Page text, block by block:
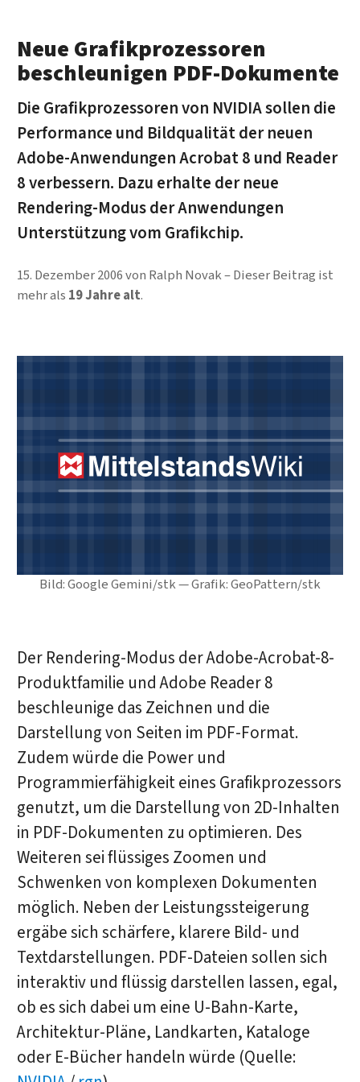
Bild: Google Gemini/stk — Grafik: GeoPattern/stk
Neue Grafikprozessoren
beschleunigen PDF-Dokumente
Die Grafikprozessoren von NVIDIA sollen die
Performance und Bildqualität der neuen
Adobe-Anwendungen Acrobat 8 und Reader
8 verbessern. Dazu erhalte der neue
Rendering-Modus der Anwendungen
Unterstützung vom Grafikchip.
15. Dezember 2006von Ralph Novak
Dieser Beitrag ist
mehr als 19 Jahre alt.
Der Rendering-Modus der Adobe-Acrobat-8-
Produktfamilie und Adobe Reader 8
beschleunige das Zeichnen und die
Darstellung von Seiten im PDF-Format.
Zudem würde die Power und
Programmierfähigkeit eines Grafikprozessors
genutzt, um die Darstellung von 2D-Inhalten
in PDF-Dokumenten zu optimieren. Des
Weiteren sei flüssiges Zoomen und
Schwenken von komplexen Dokumenten
möglich. Neben der Leistungssteigerung
ergäbe sich schärfere, klarere Bild- und
Textdarstellungen. PDF-Dateien sollen sich
interaktiv und flüssig darstellen lassen, egal,
ob es sich dabei um eine U-Bahn-Karte,
Architektur-Pläne, Landkarten, Kataloge
oder E-Bücher handeln würde (Quelle: